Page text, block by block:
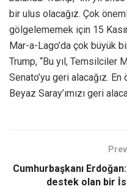
bir ulus olacağız. Çok
gölgelememek için 15
Mar-a-Lago’da çok büyük
Trump, “Bu yıl, Temsilciler
Senato’yu geri alacağız.
Beyaz Saray’ımızı geri
Cumhurbaşkanı
destek olan bir